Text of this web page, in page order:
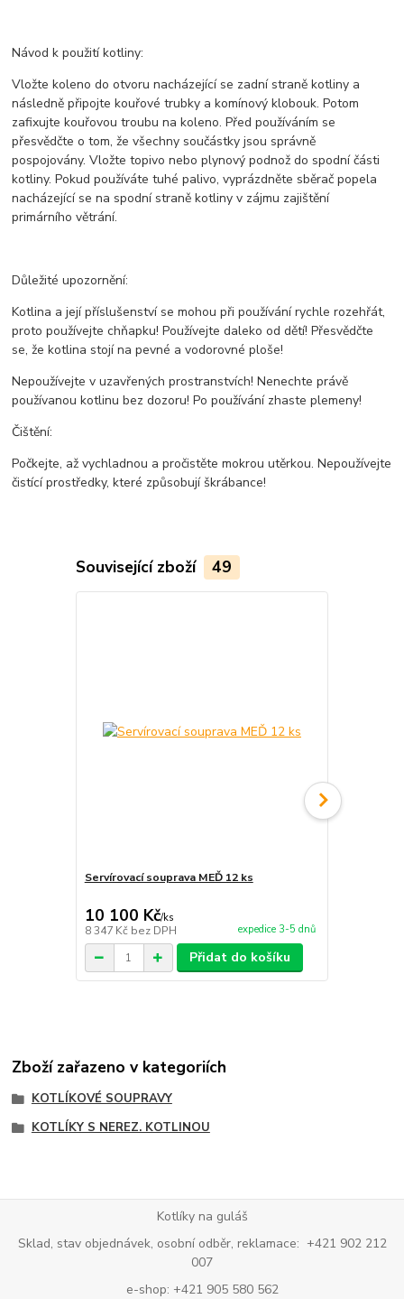
Návod k použití kotliny:
Vložte koleno do otvoru nacházející se zadní straně kotliny a
následně připojte kouřové trubky a komínový klobouk. Potom
zafixujte kouřovou troubu na koleno. Před používáním se
přesvědčte o tom, že všechny součástky jsou správně
pospojovány. Vložte topivo nebo plynový podnož do spodní části
kotliny. Pokud používáte tuhé palivo, vyprázdněte sběrač popela
nacházející se na spodní straně kotliny v zájmu zajištění
primárního větrání.
Důležité upozornění:
Kotlina a její příslušenství se mohou při používání rychle rozehřát,
proto používejte chňapku! Používejte daleko od dětí! Přesvědčte
se, že kotlina stojí na pevné a vodorovné ploše!
Nepoužívejte v uzavřených prostranstvích! Nenechte právě
používanou kotlinu bez dozoru! Po používání zhaste plemeny!
Čištění:
Počkejte, až vychladnou a pročistěte mokrou utěrkou. Nepoužívejte
čistící prostředky, které způsobují škrábance!
Související zboží 49
Servírovací souprava MEĎ 12 ks
10 100 Kč/ks
8 347 Kč bez DPH expedice 3-5 dnů
Přidat do košíku
Zboží zařazeno v kategoriích
KOTLÍKOVÉ SOUPRAVY
KOTLÍKY S NEREZ. KOTLINOU
Kotlíky na guláš
Sklad, stav objednávek, osobní odběr, reklamace: +421 902 212
007
e-shop: +421 905 580 562